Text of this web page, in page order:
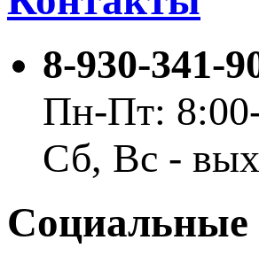
8-930-341-
Пн-Пт:
Сб, Вс -
Социальные